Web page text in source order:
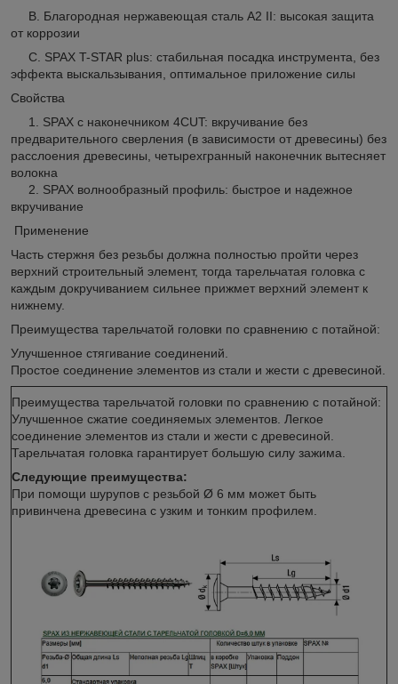
B. Благородная нержавеющая сталь A2 II: высокая защита
от коррозии
C. SPAX T-STAR plus: стабильная посадка инструмента, без
эффекта выскальзывания, оптимальное приложение силы
Свойства
1. SPAX с наконечником 4CUT: вкручивание без
предварительного сверления (в зависимости от древесины) без
расслоения древесины, четырехгранный наконечник вытесняет
волокна
2. SPAX волнообразный профиль: быстрое и надежное
вкручивание
Применение
Часть стержня без резьбы должна полностью пройти через
верхний строительный элемент, тогда тарельчатая головка с
каждым докручиванием сильнее прижмет верхний элемент к
нижнему.
Преимущества тарельчатой головки по сравнению с потайной:
Улучшенное стягивание соединений.
Простое соединение элементов из стали и жести с древесиной.
Преимущества тарельчатой головки по сравнению с потайной:
Улучшенное сжатие соединяемых элементов. Легкое
соединение элементов из стали и жести с древесиной.
Тарельчатая головка гарантирует большую силу зажима.
Следующие преимущества:
При помощи шурупов с резьбой Ø 6 мм может быть
привинчена древесина с узким и тонким профилем.